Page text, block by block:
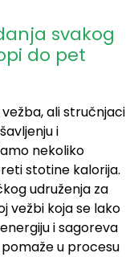
svakog
do pet
ali stručnjaci
i
nekoliko
stotine kalorija.
udruženja za
vežbi koja se lako
i sagoreva
u procesu